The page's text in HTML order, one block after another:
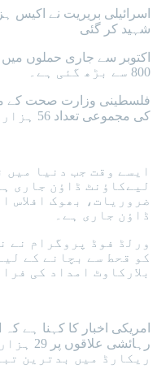
اسرائيلی بریریت نے اکیس
شہید کر گئی
800 سے بڑھ گئی ہے۔
فلسطینی وزارت صحت کے
کی مجموعی تعداد 56 ہزار 451 ہوگئی ہے۔
ایسے وقت جب دنیا میں
لیےکاؤنٹ ڈاؤن جاری
ضروریات، بھوک افلاس
ڈاؤن جاری ہے۔
ورلڈ فوڈ پروگرام نے
کو قحط سے بچانے کے
بلارکاوٹ امداد کی
امریکی اخبار کا کہنا ہے
ریکارڈ میں بدترین